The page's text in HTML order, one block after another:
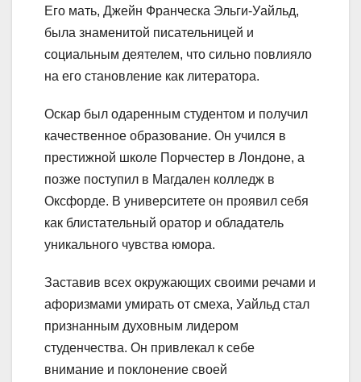
Его мать, Джейн Франческа Эльги-Уайльд,
была знаменитой писательницей и
социальным деятелем, что сильно повлияло
на его становление как литератора.
Оскар был одаренным студентом и получил
качественное образование. Он учился в
престижной школе Порчестер в Лондоне, а
позже поступил в Магдален колледж в
Оксфорде. В университете он проявил себя
как блистательный оратор и обладатель
уникального чувства юмора.
Заставив всех окружающих своими речами и
афоризмами умирать от смеха, Уайльд стал
признанным духовным лидером
студенчества. Он привлекал к себе
внимание и поклонение своей